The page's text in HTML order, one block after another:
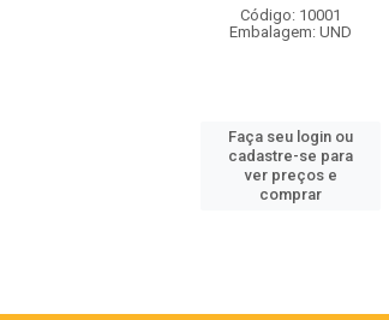
Código: 10001
Embalagem: UND
Faça seu login ou
cadastre-se para
ver preços e
comprar